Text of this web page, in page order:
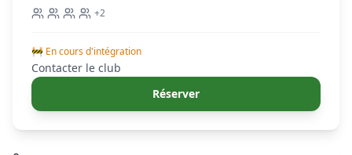
+2
🚧 En cours d'intégration
Contacter le club
Réserver